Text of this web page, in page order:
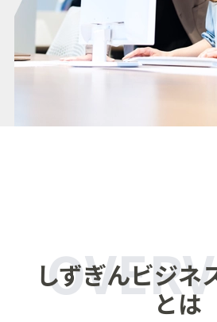
オーダーメード型融資商品サー
シンジケートローン
営業・社内体制サポート
経営相談
財務診断等（しずぎん財務診断
一括ファクタリングシステム
事業承継・株式公開・M&Aサポ
オンラインデータ伝送サービス
ADPデータ伝送サービス
しずおかワイドネットサービス
その他サービス
企業型確定拠出年金
共済証紙購入・交換申込(建退共・
各種取引規定一覧
しずぎんビジネ
とは